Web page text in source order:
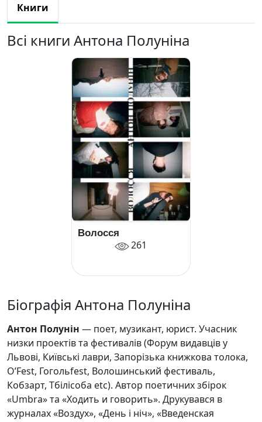
Книги
Всі книги Антона Полуніна
Волосся
261
Біографія Антона Полуніна
Антон Полунін — поет, музикант, юрист. Учасник
низки проектів та фестивалів (Форум видавців у
Львові, Київські лаври, Запорізька книжкова толока,
O’Fest, Гогольfest, Волошинський фестиваль,
Кобзарт, Тбілісоба etc). Автор поетичних збірок
«Umbra» та «Ходить и говорить». Друкувався в
журналах «Воздух», «День і ніч», «Введенская